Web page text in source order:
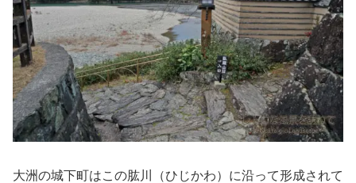
大洲の城下町はこの肱川（ひじかわ）に沿って形成されて